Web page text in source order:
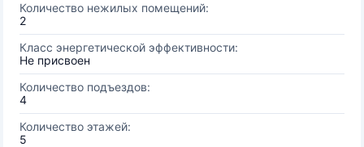
Количество нежилых помещений:
2
Класс энергетической эффективности:
Не присвоен
Количество подъездов:
4
Количество этажей:
5